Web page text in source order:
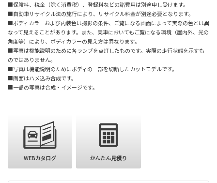
■保険料、税金（除く消費税）、登録料などの諸費用は別途申し受けます。
■自動車リサイクル法の施行により、リサイクル料金が別途必要となります。
■ボディカラーおよび内装色は撮影の条件、ご覧になる画面によって実際の色とは異
なって見えることがあります。また、実車においてもご覧になる環境（屋内外、光の
角度等）により、ボディカラーの見え方は異なります。
■写真は機能説明のために各ランプを点灯したものです。実際の走行状態を示すも
のではありません。
■写真は機能説明のためにボディの一部を切断したカットモデルです。
■画面はハメ込み合成です。
■一部の写真は合成・イメージです。
WEBカタログ かんたん見積り